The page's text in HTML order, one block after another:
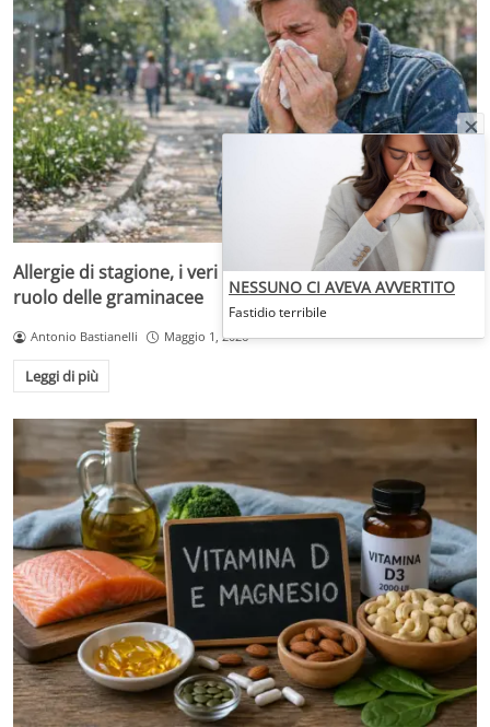
Allergie di stagione, i veri responsabili sono i pollini: il
ruolo delle graminacee
Antonio Bastianelli Maggio 1, 2026
Leggi di più
NESSUNO CI AVEVA AVVERTITO
Fastidio terribile